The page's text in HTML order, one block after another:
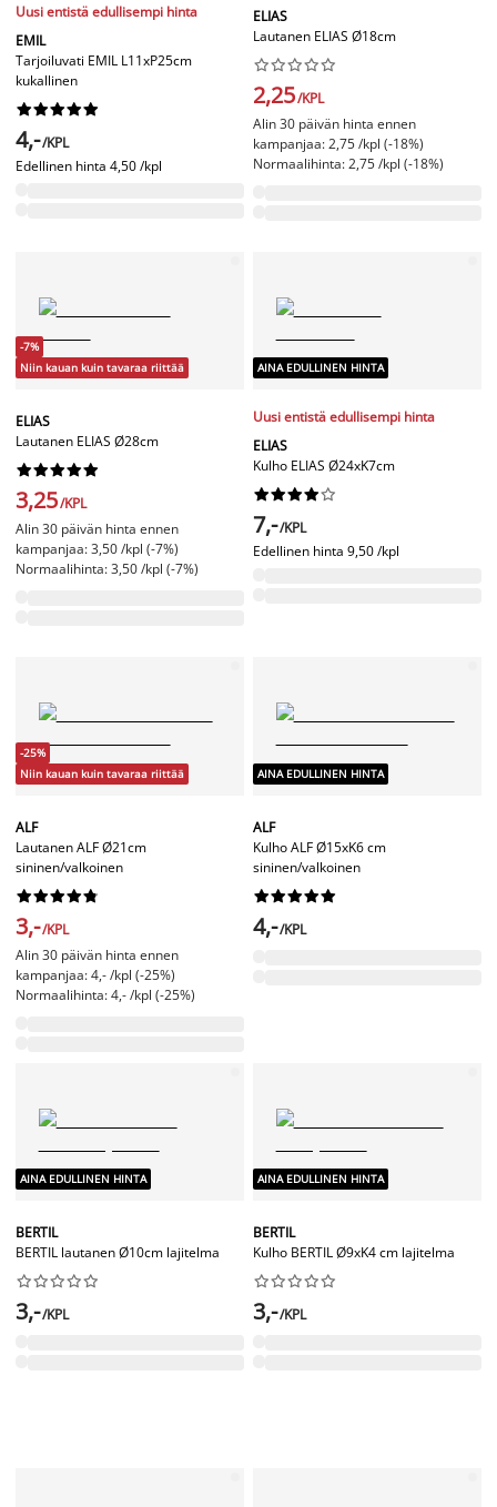
Uusi entistä edullisempi hinta
EMIL
Tarjoiluvati EMIL L11xP25cm
kukallinen






4,-/KPL
Edellinen hinta 4,50 /kpl
ELIAS
Lautanen ELIAS Ø18cm






2,25/KPL
Alin 30 päivän hinta ennen
kampanjaa: 2,75 /kpl (-18%)
Normaalihinta: 2,75 /kpl (-18%)
-7%
Niin kauan kuin tavaraa riittää
ELIAS
Lautanen ELIAS Ø28cm






3,25/KPL
Alin 30 päivän hinta ennen
kampanjaa: 3,50 /kpl (-7%)
Normaalihinta: 3,50 /kpl (-7%)
AINA EDULLINEN HINTA
Uusi entistä edullisempi hinta
ELIAS
Kulho ELIAS Ø24xK7cm






7,-/KPL
Edellinen hinta 9,50 /kpl
-25%
Niin kauan kuin tavaraa riittää
ALF
Lautanen ALF Ø21cm
sininen/valkoinen






3,-/KPL
Alin 30 päivän hinta ennen
kampanjaa: 4,- /kpl (-25%)
Normaalihinta: 4,- /kpl (-25%)
AINA EDULLINEN HINTA
ALF
Kulho ALF Ø15xK6 cm
sininen/valkoinen






4,-/KPL
AINA EDULLINEN HINTA
BERTIL
BERTIL lautanen Ø10cm lajitelma






3,-/KPL
AINA EDULLINEN HINTA
BERTIL
Kulho BERTIL Ø9xK4 cm lajitelma






3,-/KPL